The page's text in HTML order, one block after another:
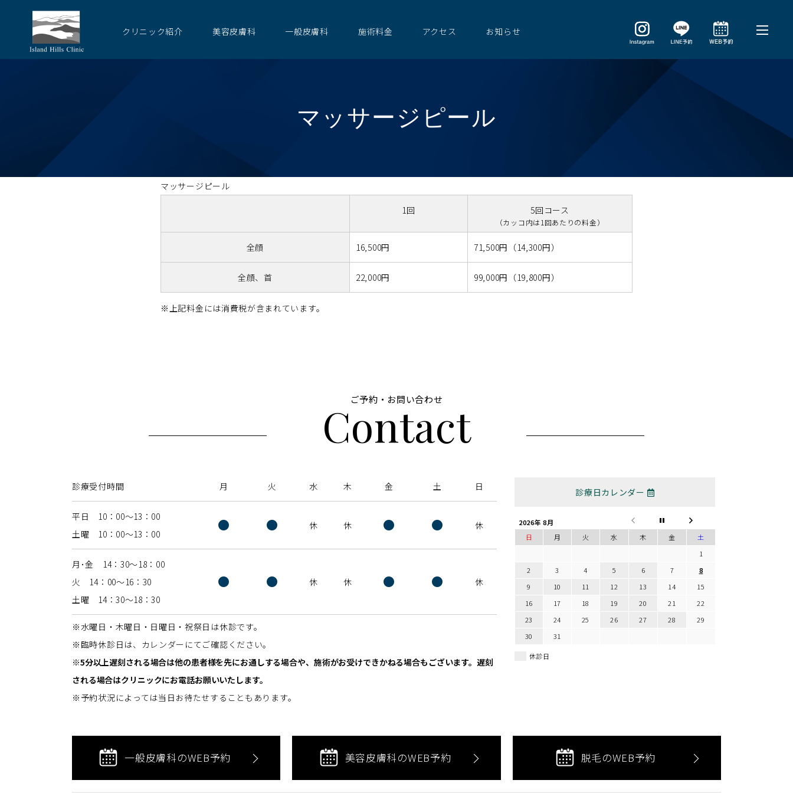
クリニック紹介 美容皮膚科 一般皮膚科 施術料金 アクセス お知らせ
マッサージピール
マッサージピール
1回 5回コース
（カッコ内は1回あたりの料金）
全顔 16,500円 71,500円 （14,300円）
全顔、首 22,000円 99,000円 （19,800円）
※上記料金には消費税が含まれています。
ご予約・お問い合わせ
Contact
診療受付時間 月 火 水 木 金 土 日
平日 10：00〜13：00
土曜 10：00〜13：00
● ● 休 休 ● ● 休
月･金 14：30〜18：00
火 14：00〜16：30
土曜 14：30〜18：30
● ● 休 休 ● ● 休
※水曜日・木曜日・日曜日・祝祭日は休診です。
※臨時休診日は、カレンダーにてご確認ください。
※5分以上遅刻される場合は他の患者様を先にお通しする場合や、施術がお受けできかねる場合もございます。遅刻
される場合はクリニックにお電話お願いいたします。
※予約状況によっては当日お待たせすることもあります。
診療日カレンダー
2026年 8月
日
月 火 水 木 金
土
1
2
3 4 5 6 7
8
9
10 11 12 13 14
15
16
17 18 19 20 21
22
23
24 25 26 27 28
29
30
31
休診日
一般皮膚科のWEB予約 美容皮膚科のWEB予約 脱毛のWEB予約